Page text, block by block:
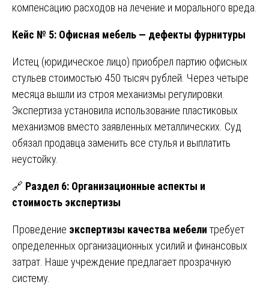
компенсацию расходов на лечение и морального вреда.
Кейс № 5: Офисная мебель — дефекты фурнитуры
Истец (юридическое лицо) приобрел партию офисных
стульев стоимостью 450 тысяч рублей. Через четыре
месяца вышли из строя механизмы регулировки.
Экспертиза установила использование пластиковых
механизмов вместо заявленных металлических. Суд
обязал продавца заменить все стулья и выплатить
неустойку.
🔗 Раздел 6: Организационные аспекты и
стоимость экспертизы
Проведение экспертизы качества мебели требует
определенных организационных усилий и финансовых
затрат. Наше учреждение предлагает прозрачную
систему.